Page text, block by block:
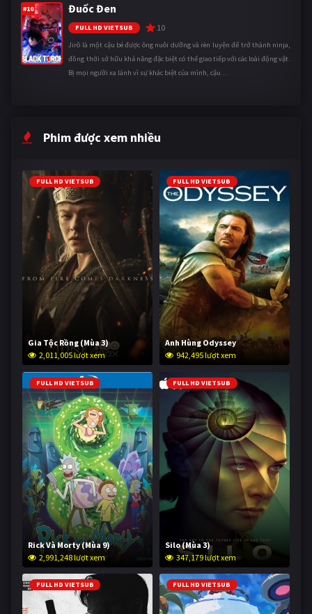
#10 Đuốc Đen
FULL HD VIETSUB 10
Jirô là một cậu bé được ông nuôi dưỡng và rèn luyện để trở thành ninja,
đồng thời sở hữu khả năng đặc biệt có thể giao tiếp với các loài động vật.
Bị mọi người xa lánh vì sự khác biệt của mình, cậu ...
Phim được xem nhiều
FULL HD VIETSUB
Gia Tộc Rồng (Mùa 3)
2,011,005 lượt xem
FULL HD VIETSUB
Anh Hùng Odyssey
942,495 lượt xem
FULL HD VIETSUB
Rick Và Morty (Mùa 9)
2,991,248 lượt xem
FULL HD VIETSUB
Silo (Mùa 3)
347,179 lượt xem
FULL HD VIETSUB FULL HD VIETSUB